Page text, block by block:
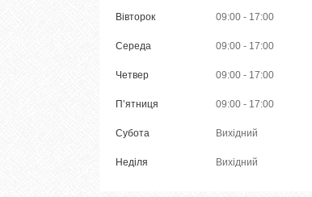
Вівторок 09:00 17:00
Середа 09:00 17:00
Четвер 09:00 17:00
Пʼятниця 09:00 17:00
Субота Вихідний
Неділя Вихідний